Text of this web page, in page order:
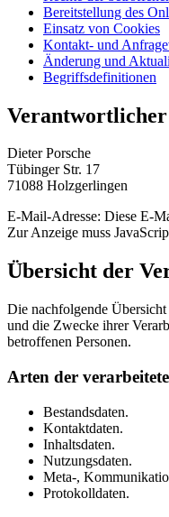
Bereitstellung des
Einsatz von Cookies
Kontakt- und
Änderung und
Begriffsdefinitionen
Verantwortlicher
Dieter Porsche
Tübinger Str. 17
71088 Holzgerlingen
E-Mail-Adresse: Diese E-
Zur Anzeige muss
Übersicht der
Die nachfolgende
und die Zwecke ihrer
betroffenen Personen.
Arten der
Bestandsdaten.
Kontaktdaten.
Inhaltsdaten.
Nutzungsdaten.
Meta-,
Protokolldaten.